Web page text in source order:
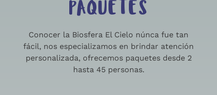
PAQUETES
Conocer la Biosfera El Cielo núnca fue tan
fácil, nos especializamos en brindar atención
personalizada, ofrecemos paquetes desde 2
hasta 45 personas.